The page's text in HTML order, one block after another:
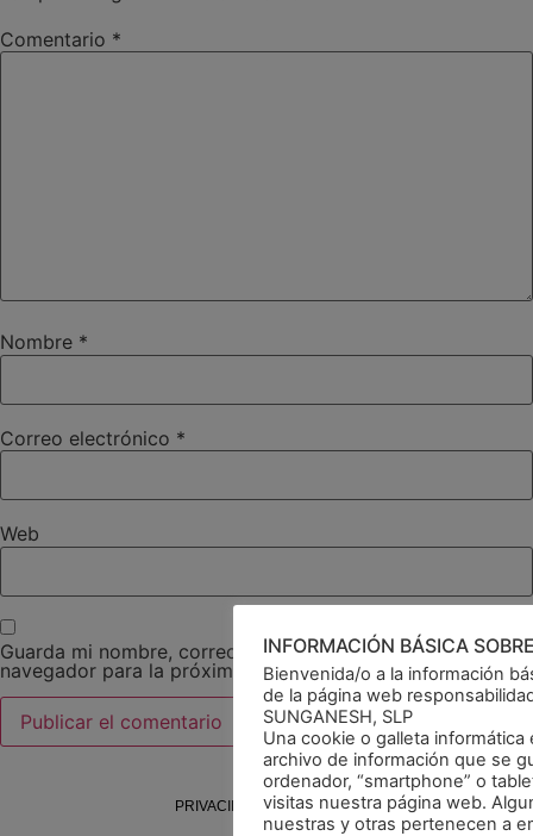
Comentario *
Nombre *
Correo electrónico *
Web
Guarda mi nombre, correo electrónico y web en este
navegador para la próxima vez que comente.
PRIVACIDAD COOKIES
INFORMACIÓN BÁSICA
Bienvenida/o a la información
de la página web
SUNGANESH, SLP
Una cookie o galleta
archivo de información que se
ordenador, “smartphone” o
visitas nuestra página web.
nuestras y otras pertenecen a